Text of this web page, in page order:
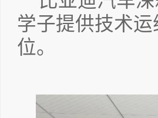
学子提供技术
位。